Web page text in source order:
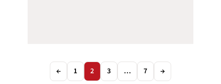
← 1 2 3 … 7 →